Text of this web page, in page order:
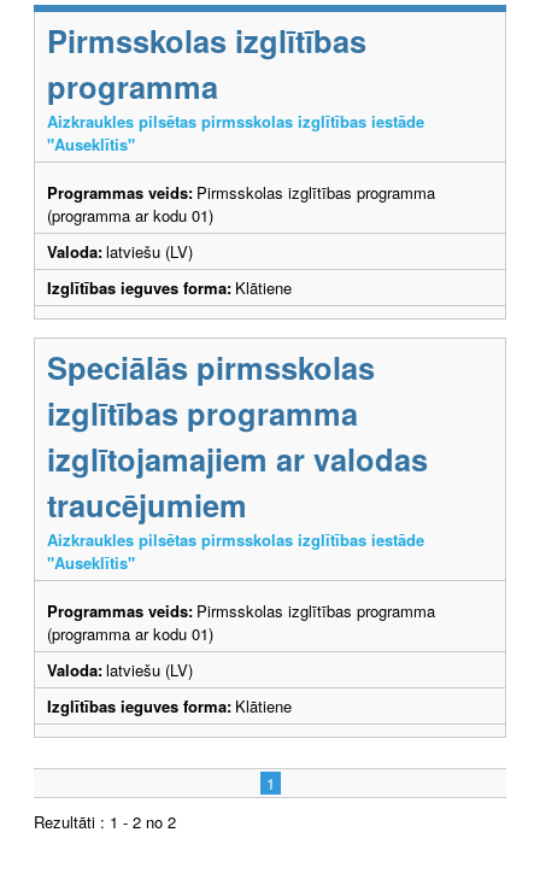
Pirmsskolas izglītības
programma
Aizkraukles pilsētas pirmsskolas izglītības iestāde
"Auseklītis"
Programmas veids: Pirmsskolas izglītības programma
(programma ar kodu 01)
Valoda:latviešu (LV)
Izglītības ieguves forma: Klātiene
Speciālās pirmsskolas
izglītības programma
izglītojamajiem ar valodas
traucējumiem
Aizkraukles pilsētas pirmsskolas izglītības iestāde
"Auseklītis"
Programmas veids: Pirmsskolas izglītības programma
(programma ar kodu 01)
Valoda:latviešu (LV)
Izglītības ieguves forma: Klātiene
1
Rezultāti : 1 - 2 no 2